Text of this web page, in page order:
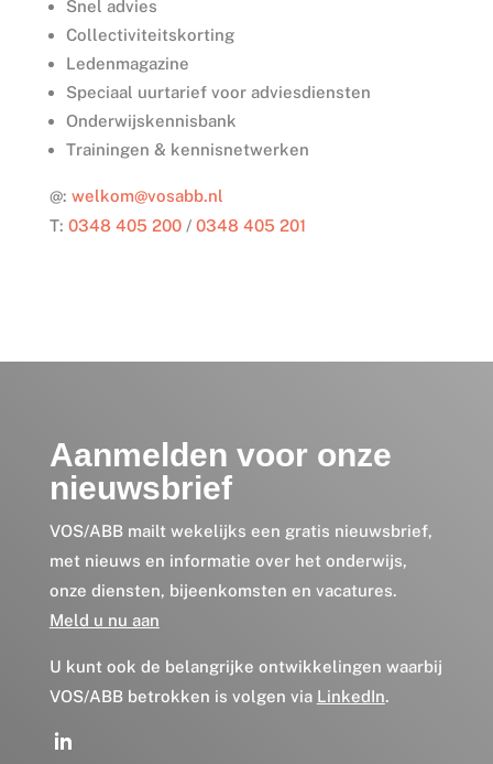
Snel advies
Collectiviteitskorting
Ledenmagazine
Speciaal uurtarief voor adviesdiensten
Onderwijskennisbank
Trainingen & kennisnetwerken
@: welkom@vosabb.nl
T: 0348 405 200/ 0348 405 201
Aanmelden voor onze
nieuwsbrief
VOS/ABB mailt wekelijks een gratis nieuwsbrief,
met nieuws en informatie over het onderwijs,
onze diensten, bijeenkomsten en vacatures.
Meld u nu aan
U kunt ook de belangrijke ontwikkelingen waarbij
VOS/ABB betrokken is volgen via LinkedIn.